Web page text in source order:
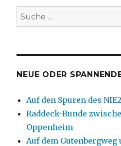
Suche
nach:
NEUE ODER
Auf den Spuren des NIE2
Raddeck-Runde
Oppenheim
Auf dem